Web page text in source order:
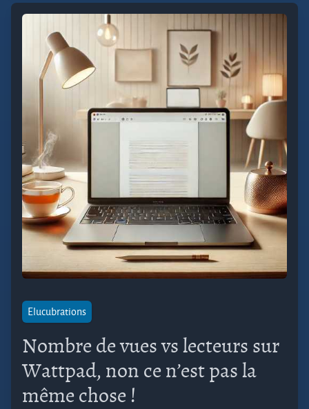
Elucubrations
Nombre de vues vs lecteurs sur
Wattpad, non ce n’est pas la
même chose !